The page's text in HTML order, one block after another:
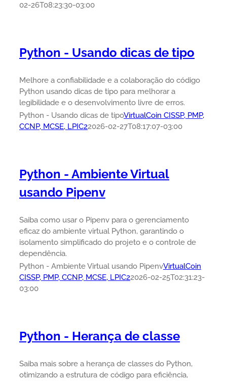
02-26T08:23:30-03:00
Python - Usando dicas de tipo
Melhore a confiabilidade e a colaboração do código
Python usando dicas de tipo para melhorar a
legibilidade e o desenvolvimento livre de erros.
Python - Usando dicas de tipoVirtualCoin CISSP, PMP,
CCNP, MCSE, LPIC22026-02-27T08:17:07-03:00
Python - Ambiente Virtual
usando Pipenv
Saiba como usar o Pipenv para o gerenciamento
eficaz do ambiente virtual Python, garantindo o
isolamento simplificado do projeto e o controle de
dependência.
Python - Ambiente Virtual usando PipenvVirtualCoin
CISSP, PMP, CCNP, MCSE, LPIC22026-02-25T02:31:23-
03:00
Python - Herança de classe
Saiba mais sobre a herança de classes do Python,
otimizando a estrutura de código para eficiência,